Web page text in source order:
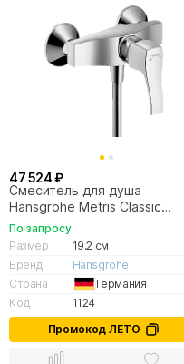
47 524 ₽
Смеситель для душа
Hansgrohe Metris Classic
31672000
По запросу
Размер
19.2 см
Бренд
Hansgrohe
Страна
Германия
Код
1124
Промокод ЛЕТО